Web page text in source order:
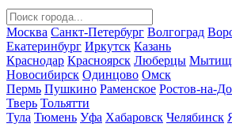
Москва Санкт-Петербург Волгоград
Екатеринбург Иркутск Казань
Краснодар Красноярск Люберцы
Новосибирск Одинцово Омск
Пермь Пушкино Раменское Ростов-на-
Тверь Тольятти
Тула Тюмень Уфа Хабаровск Челябинск